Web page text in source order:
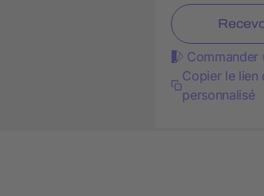
Commander
Copier le lien
personnalisé